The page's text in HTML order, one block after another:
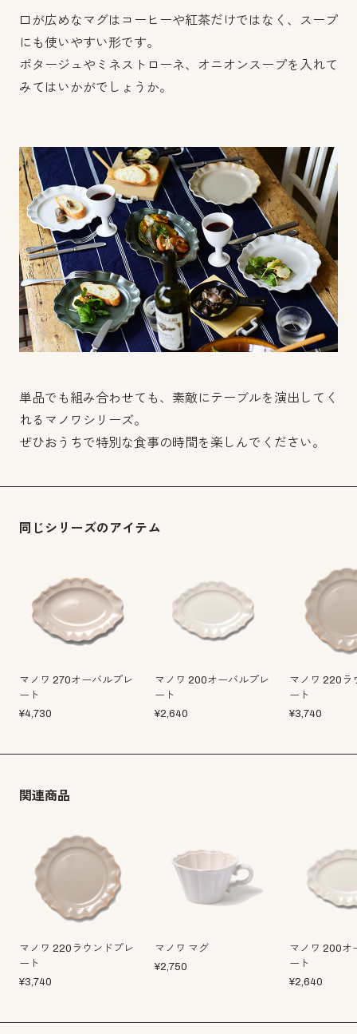
口が広めなマグはコーヒーや紅茶だけではなく、スープ
にも使いやすい形です。
ポタージュやミネストローネ、オニオンスープを入れて
みてはいかがでしょうか。
単品でも組み合わせても、素敵にテーブルを演出してく
れるマノワシリーズ。
ぜひおうちで特別な食事の時間を楽しんでください。
同じシリーズのアイテム
マノワ 270オーバルプレ
ート
¥4,730
マノワ 200オーバルプレ
ート
¥2,640
マノワ 220ラ
ート
¥3,740
関連商品
マノワ 220ラウンドプレ
ート
¥3,740
マノワ マグ
¥2,750
マノワ 200オ
ート
¥2,640